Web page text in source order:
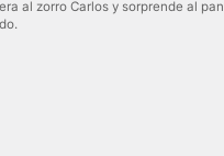
al zorro Carlos y sorprende al